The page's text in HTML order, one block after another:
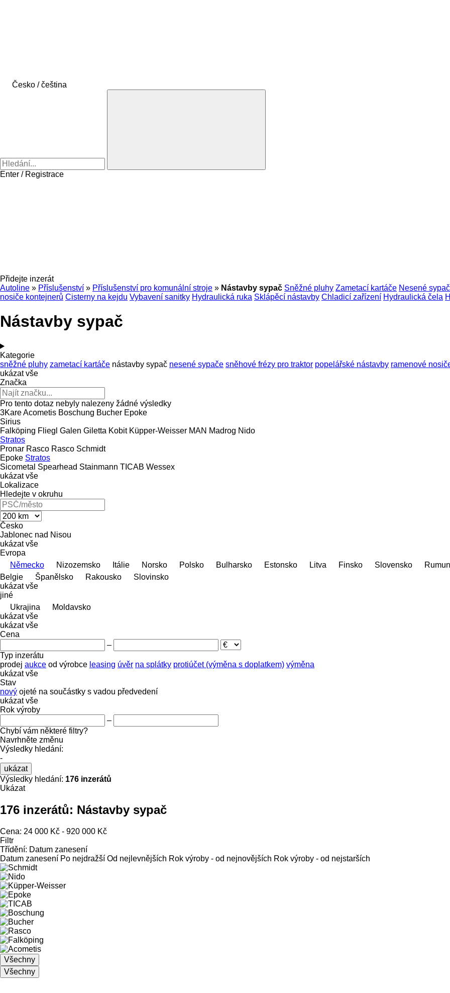
Česko / čeština
Enter / Registrace
Přidejte inzerát
Autoline » Příslušenství » Příslušenství pro komunální stroje » Nástavby sypač Sněžné pluhy Zametací kartáče Nesené
nosiče kontejnerů Cisterny na kejdu Vybavení sanitky Hydraulická ruka Sklápěcí nástavby Chladicí zařízení Hydraulická čela
Nástavby sypač
Kategorie
sněžné pluhy zametací kartáče nástavby sypač nesené sypače sněhové frézy pro traktor popelářské nástavby ramenové
ukázat vše
Značka
Pro tento dotaz nebyly nalezeny žádné výsledky
3KareAcometis Boschung Bucher Epoke
Sirius
Falköping Fliegl Galen Giletta Kobit Küpper-Weisser MAN Madrog Nido
Stratos
Pronar Rasco Rasco Schmidt
Epoke Stratos
Sicometal Spearhead Stainmann TICAB Wessex
ukázat vše
Lokalizace
Hledejte v okruhu
Česko
Jablonec nad Nisou
ukázat vše
Evropa
Německo
Nizozemsko Itálie Norsko Polsko Bulharsko Estonsko Litva Finsko Slovensko
Belgie
Španělsko Rakousko
Slovinsko
ukázat vše
jiné
Ukrajina
Moldavsko
ukázat vše
ukázat vše
Cena
–
Typ inzerátu
prodej aukce od výrobce leasing úvěr na splátky protiúčet (výměna s doplatkem) výměna
ukázat vše
Stav
nový ojeté na součástky s vadou předvedení
ukázat vše
Rok výroby
–
Chybí vám některé filtry?
Navrhněte změnu
Výsledky hledání:
-
ukázat
Výsledky hledání: 176 inzerátů
Ukázat
176 inzerátů: Nástavby sypač
Cena: 24 000 Kč - 920 000 Kč
Filtr
Třídění: Datum zanesení
Datum zanesení Po nejdražší Od nejlevnějších Rok výroby - od nejnovějších Rok výroby - od nejstarších
Všechny
Všechny